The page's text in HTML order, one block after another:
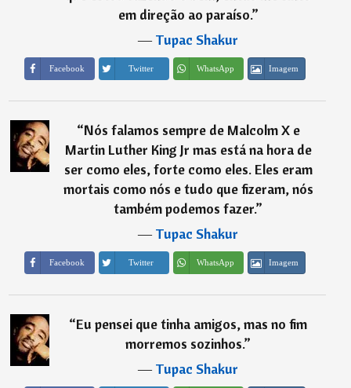
em direção ao paraíso.”
―Tupac Shakur
Facebook Twitter WhatsApp Imagem
“Nós falamos sempre de Malcolm X e
Martin Luther King Jr mas está na hora de
ser como eles, forte como eles. Eles eram
mortais como nós e tudo que fizeram, nós
também podemos fazer.”
―Tupac Shakur
Facebook Twitter WhatsApp Imagem
“Eu pensei que tinha amigos, mas no fim
morremos sozinhos.”
―Tupac Shakur